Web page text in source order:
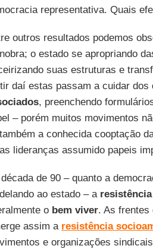
representativa. Quais
outros resultados podemos
o estado se apropriando
suas estruturas e
daí estas passam a cuidar dos
, preenchendo
– porém muitos movimentos
a conhecida cooptação
lideranças assumido papeis
de 90 – quanto a
ao estado – a
o bem viver. As frentes
assim a resistência
e organizações